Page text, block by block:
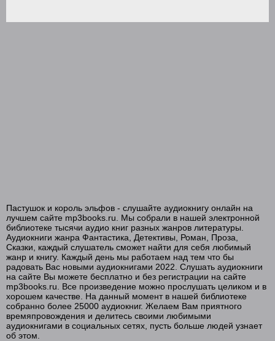
Пастушок и король эльфов - слушайте аудиокнигу онлайн на
лучшем сайте mp3books.ru. Мы собрали в нашей электронной
библиотеке тысячи аудио книг разных жанров литературы.
Аудиокниги жанра Фантастика, Детективы, Роман, Проза,
Сказки, каждый слушатель сможет найти для себя любимый
жанр и книгу. Каждый день мы работаем над тем что бы
радовать Вас новыми аудиокнигами 2022. Слушать аудиокниги
на сайте Вы можете бесплатно и без регистрации на сайте
mp3books.ru. Все произведение можно прослушать целиком и в
хорошем качестве. На данный момент в нашей библиотеке
собранно более 25000 аудиокниг. Желаем Вам приятного
времяпровождения и делитесь своими любимыми
аудиокнигами в социальных сетях, пусть больше людей узнает
об этом.